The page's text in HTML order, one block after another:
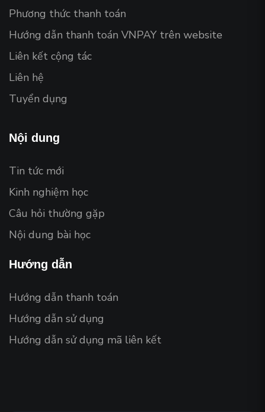
Phương thức thanh toán
Hướng dẫn thanh toán VNPAY trên website
Liên kết cộng tác
Liên hệ
Tuyển dụng
Nội dung
Tin tức mới
Kinh nghiệm học
Câu hỏi thường gặp
Nội dung bài học
Hướng dẫn
Hướng dẫn thanh toán
Hướng dẫn sử dụng
Hướng dẫn sử dụng mã liên kết